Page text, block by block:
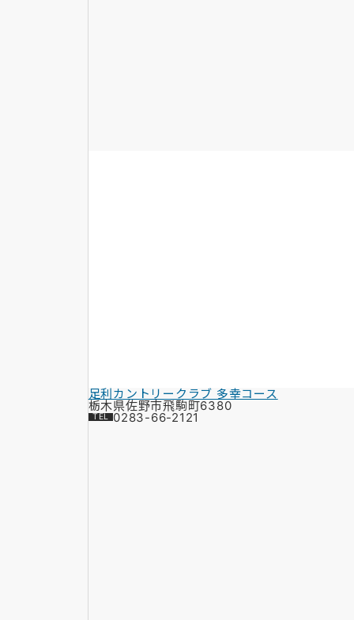
足利カントリークラブ 多幸コース
栃木県佐野市飛駒町6380
0283-66-2121